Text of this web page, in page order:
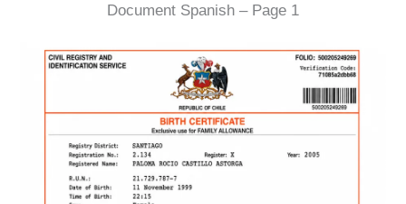
Document Spanish – Page 1